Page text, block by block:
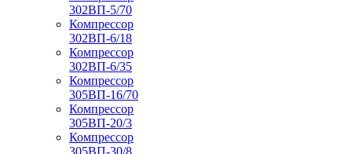
302ВП-5/70
Компрессор
302ВП-6/18
Компрессор
302ВП-6/35
Компрессор
305ВП-16/70
Компрессор
305ВП-20/3
Компрессор
305ВП-30/8